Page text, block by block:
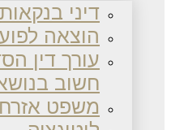
דיני בנקאות
הוצאה לפועל
עורך דין
חשוב בנושא
משפט אזרחי